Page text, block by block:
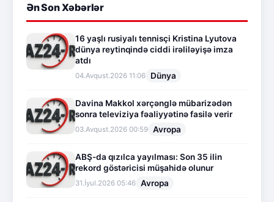
Ən Son Xəbərlər
16 yaşlı rusiyalı tennisçi Kristina Lyutova
dünya reytinqində ciddi irəliləyişə imza
atdı
04.Avqust.2026 11:06 Dünya
Davina Makkol xərçənglə mübarizədən
sonra televiziya fəaliyyətinə fasilə verir
03.Avqust.2026 00:59 Avropa
ABŞ-da qızılca yayılması: Son 35 ilin
rekord göstəricisi müşahidə olunur
31.İyul.2026 05:46 Avropa